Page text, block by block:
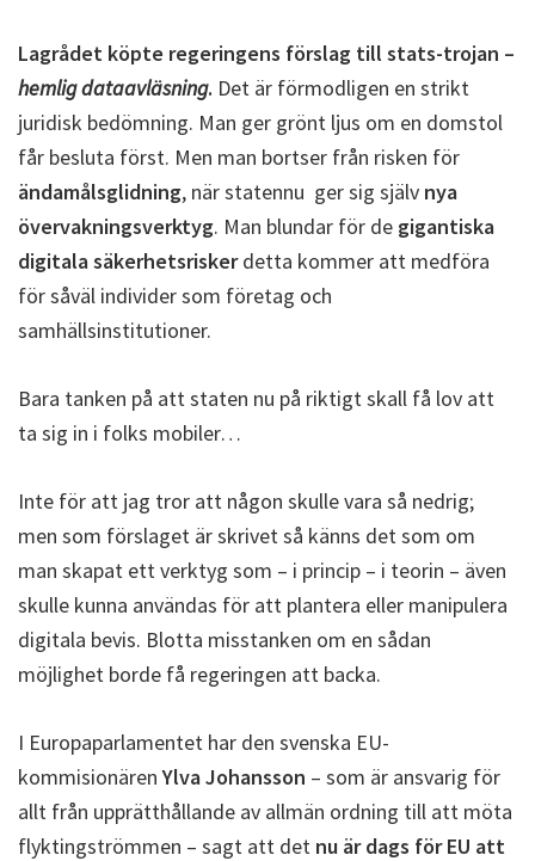
Lagrådet köpte regeringens förslag till stats-trojan –
hemlig dataavläsning. Det är förmodligen en strikt
juridisk bedömning. Man ger grönt ljus om en domstol
får besluta först. Men man bortser från risken för
ändamålsglidning, när statennu ger sig själv nya
övervakningsverktyg. Man blundar för de gigantiska
digitala säkerhetsriskerdetta kommer att medföra
för såväl individer som företag och
samhällsinstitutioner.
Bara tanken på att staten nu på riktigt skall få lov att
ta sig in i folks mobiler…
Inte för att jag tror att någon skulle vara så nedrig;
men som förslaget är skrivet så känns det som om
man skapat ett verktyg som – i princip – i teorin – även
skulle kunna användas för att plantera eller manipulera
digitala bevis. Blotta misstanken om en sådan
möjlighet borde få regeringen att backa.
I Europaparlamentet har den svenska EU-
kommisionärenYlva Johansson – som är ansvarig för
allt från upprätthållande av allmän ordning till att möta
flyktingströmmen – sagt att det nu är dags för EU att